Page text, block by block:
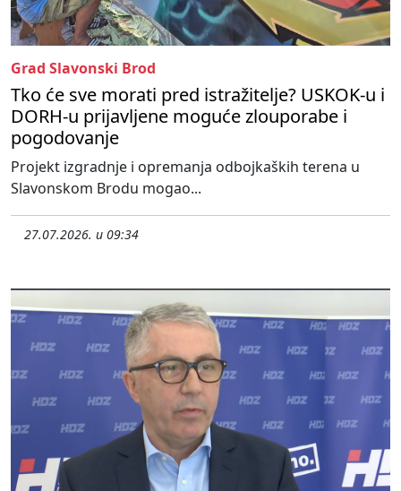
Grad Slavonski Brod
Tko će sve morati pred istražitelje? USKOK-u i
DORH-u prijavljene moguće zlouporabe i
pogodovanje
Projekt izgradnje i opremanja odbojkaških terena u
Slavonskom Brodu mogao...
27.07.2026. u 09:34